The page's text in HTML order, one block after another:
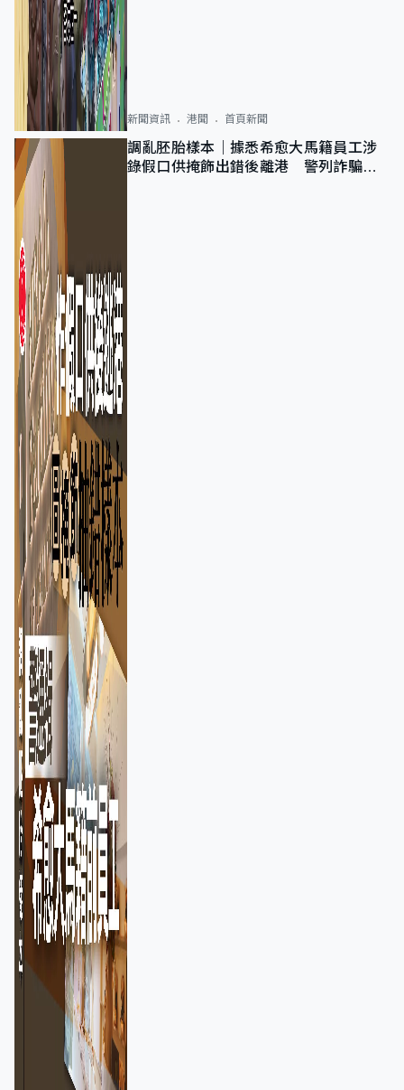
新聞資訊 港聞 首頁新聞
調亂胚胎樣本｜據悉希愈大馬籍員工涉
錄假口供掩飾出錯後離港 警列詐騙